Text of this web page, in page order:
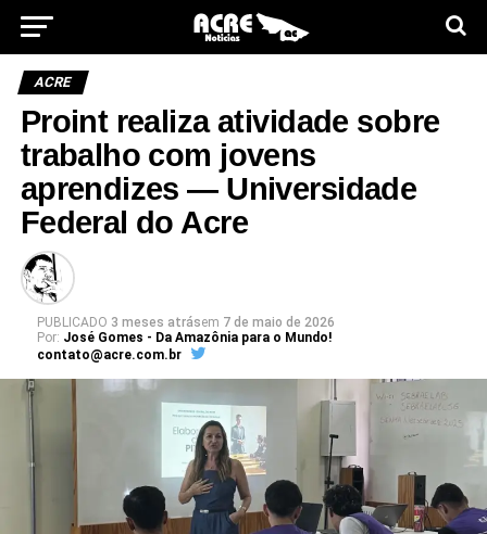
ACRE
Proint realiza atividade sobre
trabalho com jovens
aprendizes — Universidade
Federal do Acre
PUBLICADO 3 meses atrásem 7 de maio de 2026
Por: José Gomes - Da Amazônia para o Mundo!
contato@acre.com.br